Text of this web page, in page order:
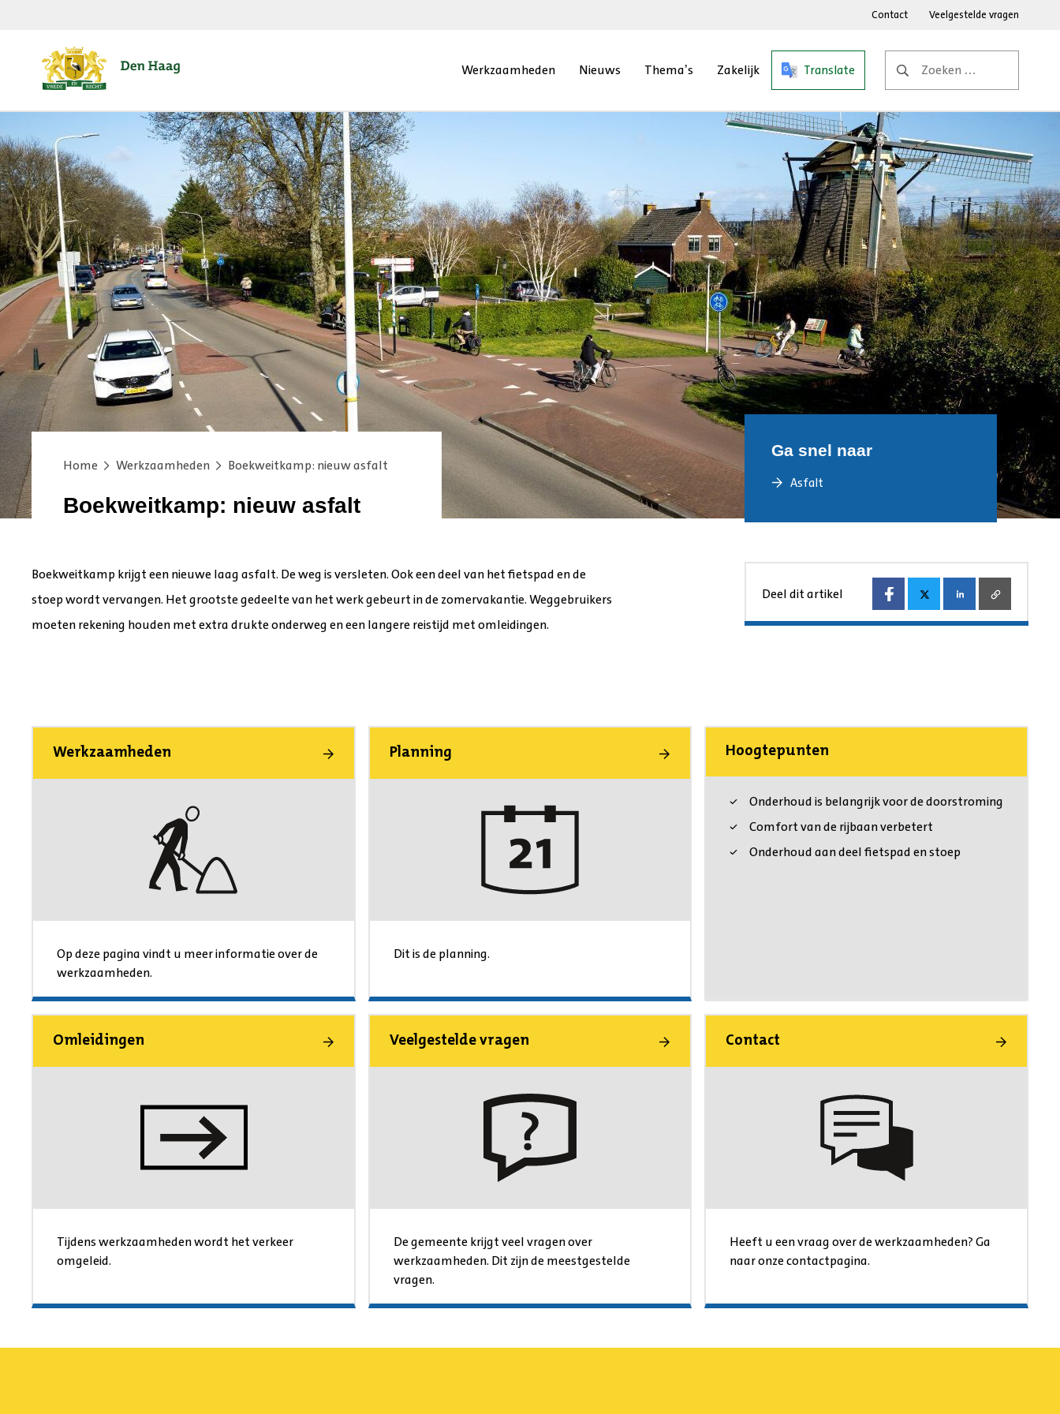
Contact Veelgestelde vragen
Werkzaamheden Nieuws Thema’s Zakelijk Translate
naar:
Boekweitkamp: nieuw asfalt
Home Werkzaamheden Boekweitkamp: nieuw asfalt
Ga snel naar
Asfalt
Boekweitkamp krijgt een nieuwe laag asfalt. De weg is versleten. Ook een deel van het fietspad en de
stoep wordt vervangen. Het grootste gedeelte van het werk gebeurt in de zomervakantie. Weggebruikers
moeten rekening houden met extra drukte onderweg en een langere reistijd met omleidingen.
Deel dit artikel
Werkzaamheden
Op deze pagina vindt u meer informatie over de
werkzaamheden.
Planning
Dit is de planning.
Hoogtepunten
Onderhoud is belangrijk voor de doorstroming
Comfort van de rijbaan verbetert
Onderhoud aan deel fietspad en stoep
Omleidingen
Tijdens werkzaamheden wordt het verkeer
omgeleid.
Veelgestelde vragen
De gemeente krijgt veel vragen over
werkzaamheden. Dit zijn de meestgestelde
vragen.
Contact
Heeft u een vraag over de werkzaamheden? Ga
naar onze contactpagina.